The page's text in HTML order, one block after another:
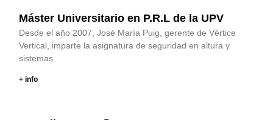
Máster Universitario en P.R.L de la UPV
Desde el año 2007, José María Puig, gerente de Vértice
Vertical, imparte la asignatura de seguridad en altura y
sistemas
+ info